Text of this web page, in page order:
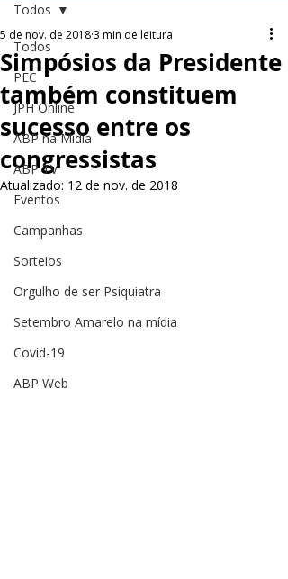
Todos
PEC
JPH Online
ABP na Mídia
ABP TV
Eventos
Campanhas
Sorteios
Orgulho de ser Psiquiatra
Setembro Amarelo na mídia
Covid-19
ABP Web
Todos
Simpósios da Presidente
também constituem
sucesso entre os
congressistas
5 de nov. de 20183 min de leitura
Atualizado: 12 de nov. de 2018